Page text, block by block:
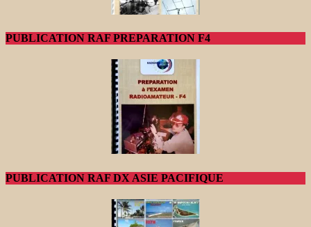
PUBLICATION RAF PREPARATION F4
PUBLICATION RAF DX ASIE PACIFIQUE